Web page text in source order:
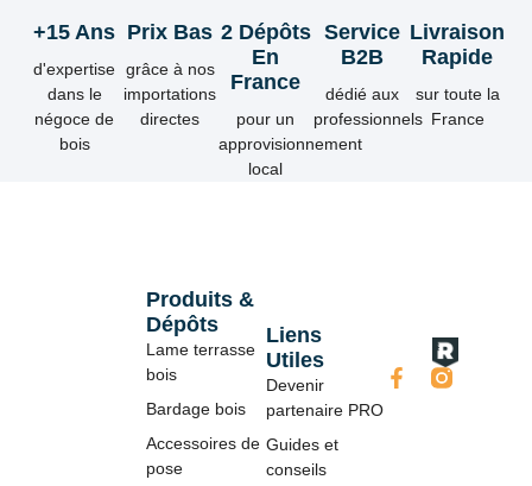
+15 Ans
d'expertise
dans le
négoce de
bois
Prix Bas
grâce à nos
importations
directes
2 Dépôts
En
France
pour un
approvisionnement
local
Service
B2B
dédié aux
professionnels
Livraison
Rapide
sur toute la
France
Produits &
Dépôts
Lame terrasse
bois
Bardage bois
Accessoires de
pose
Liens
Utiles
Devenir
partenaire PRO
Guides et
conseils